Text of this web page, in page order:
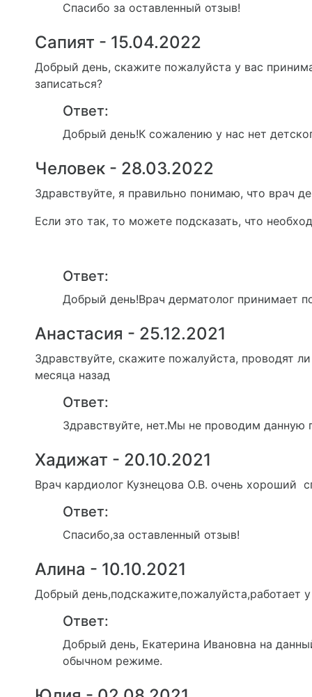
Спасибо за оставленный отзыв!
Сапият - 15.04.2022
Добрый день, скажите пожалуйста у вас
записаться?
Ответ:
Добрый день!К сожалению у нас нет
Человек - 28.03.2022
Здравствуйте, я правильно понимаю, что врач
Если это так, то можете подсказать, что
Ответ:
Добрый день!Врач дерматолог принимает
Анастасия - 25.12.2021
Здравствуйте, скажите пожалуйста, проводят
месяца назад
Ответ:
Здравствуйте, нет.Мы не проводим данную
Хадижат - 20.10.2021
Врач кардиолог Кузнецова О.В. очень хороший
Ответ:
Спасибо,за оставленный отзыв!
Алина - 10.10.2021
Добрый день,подскажите,пожалуйста,работает
Ответ:
Добрый день, Екатерина Ивановна на
обычном режиме.